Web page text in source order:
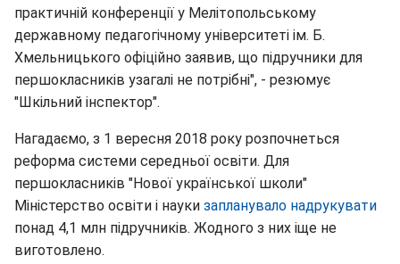
практичній конференції у Мелітопольському
державному педагогічному університеті ім. Б.
Хмельницького офіційно заявив, що підручники для
першокласників узагалі не потрібні", - резюмує
"Шкільний інспектор".
Нагадаємо, з 1 вересня 2018 року розпочнеться
реформа системи середньої освіти. Для
першокласників "Нової української школи"
Міністерство освіти і науки запланувало надрукувати
понад 4,1 млн підручників. Жодного з них іще не
виготовлено.